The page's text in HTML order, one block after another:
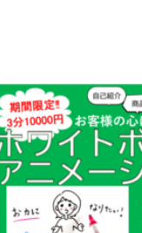
メーションで私と一
、BGMをつけ、編集し
ますね！